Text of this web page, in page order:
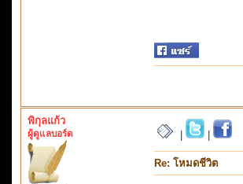
พิกุลแก้ว
ผู้ดูแลบอร์ด
Re: โหมดชีวิต